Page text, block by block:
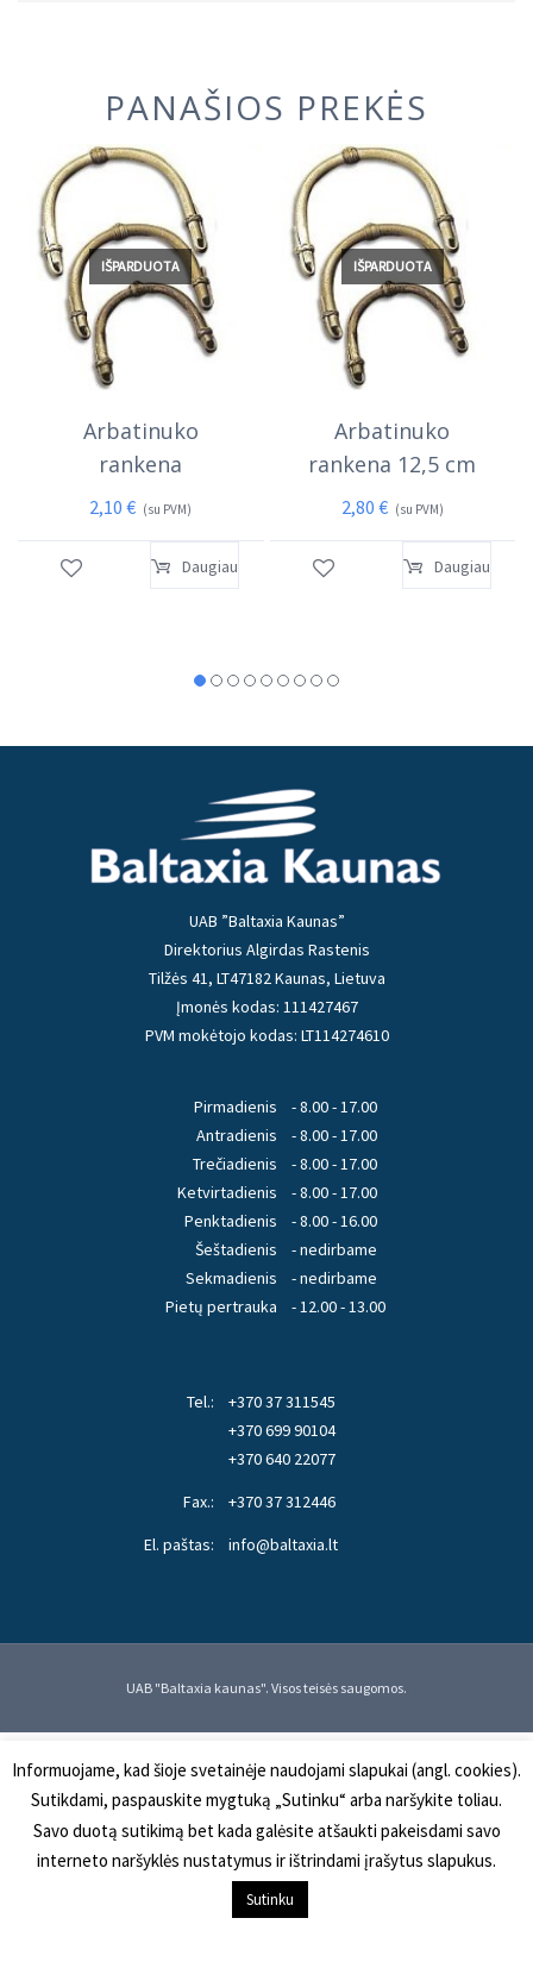
PANAŠIOS PREKĖS
IŠPARDUOTA
Arbatinuko
rankena
2,10€ (su PVM)
Daugiau
IŠPARDUOTA
Arbatinuko
rankena 12,5 cm
2,80 € (su PVM)
Daugiau
UAB ”Baltaxia Kaunas”
Direktorius Algirdas Rastenis
Tilžės 41, LT47182 Kaunas, Lietuva
Įmonės kodas: 111427467
PVM mokėtojo kodas: LT114274610
Pirmadienis
Antradienis
Trečiadienis
Ketvirtadienis
Penktadienis
Šeštadienis
Sekmadienis
Pietų pertrauka
- 8.00 - 17.00
- 8.00 - 17.00
- 8.00 - 17.00
- 8.00 - 17.00
- 8.00 - 16.00
- nedirbame
- nedirbame
- 12.00 - 13.00
Tel.:
+370 37 311545
+370 699 90104
+370 640 22077
Fax.:
+370 37 312446
El. paštas:
info@baltaxia.lt
UAB "Baltaxia kaunas". Visos teisės saugomos.
Informuojame, kad šioje svetainėje naudojami slapukai (angl. cookies).
Sutikdami, paspauskite mygtuką „Sutinku“ arba naršykite toliau.
Savo duotą sutikimą bet kada galėsite atšaukti pakeisdami savo
interneto naršyklės nustatymus ir ištrindami įrašytus slapukus.
Sutinku